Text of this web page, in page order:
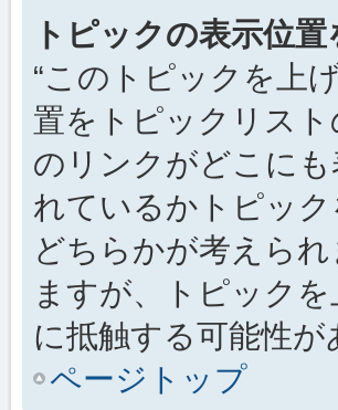
トピックの表示位
“このトピックを上
置をトピックリス
のリンクがどこに
れているかトピッ
どちらかが考えら
ますが、トピック
に抵触する可能性
ページトップ